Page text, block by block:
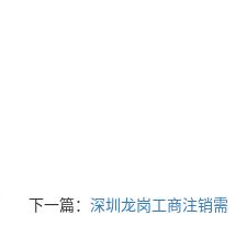
下一篇： 深圳龙岗工商注销需